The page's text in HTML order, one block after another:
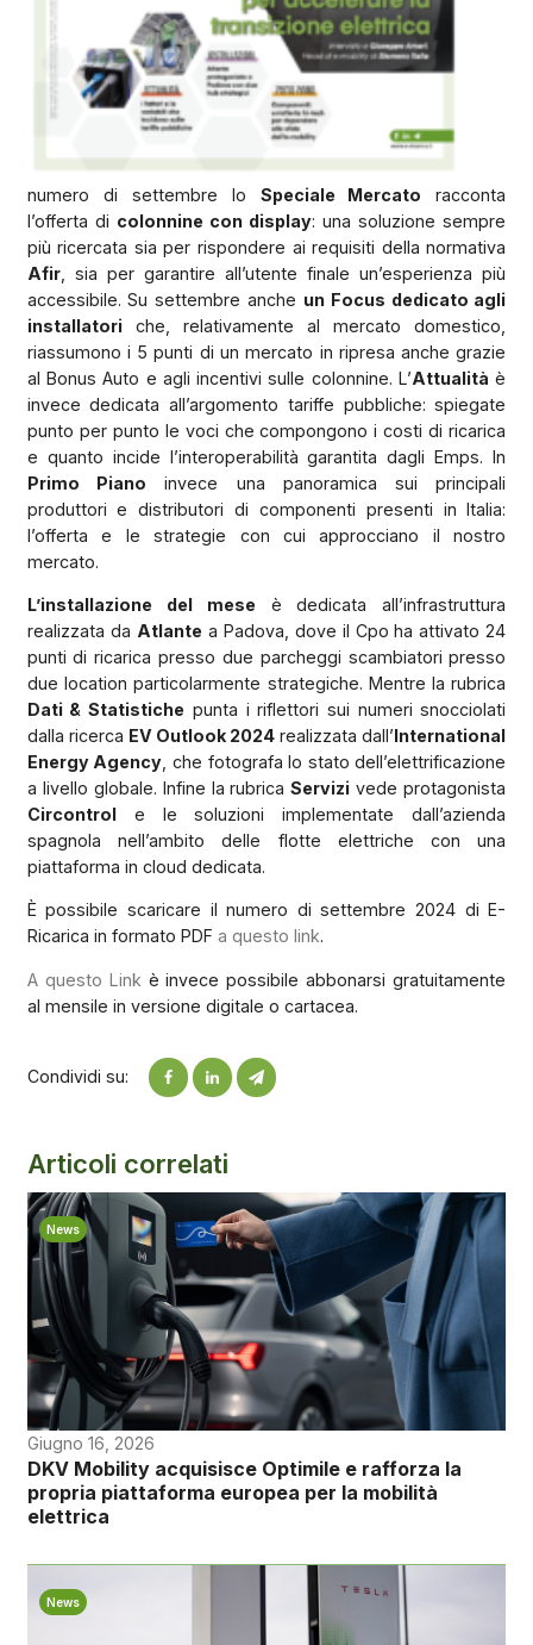
numero di settembre lo Speciale Mercato racconta
l’offerta di colonnine con display: una soluzione sempre
più ricercata sia per rispondere ai requisiti della normativa
Afir, sia per garantire all’utente finale un’esperienza più
accessibile. Su settembre anche un Focus dedicato agli
installatoriche, relativamente al mercato domestico,
riassumono i 5 punti di un mercato in ripresa anche grazie
al Bonus Auto e agli incentivi sulle colonnine. L’Attualità è
invece dedicata all’argomento tariffe pubbliche: spiegate
punto per punto le voci che compongono i costi di ricarica
e quanto incide l’interoperabilità garantita dagli Emps. In
Primo Piano invece una panoramica sui principali
produttori e distributori di componenti presenti in Italia:
l’offerta e le strategie con cui approcciano il nostro
mercato.
L’installazione del mese è dedicata all’infrastruttura
realizzata da Atlante a Padova, dove il Cpo ha attivato 24
punti di ricarica presso due parcheggi scambiatori presso
due location particolarmente strategiche. Mentre la rubrica
Dati & Statistiche punta i riflettori sui numeri snocciolati
dalla ricerca EV Outlook 2024 realizzata dall’International
Energy Agency , che fotografa lo stato dell’elettrificazione
a livello globale. Infine la rubricaServizi vede protagonista
Circontrole le soluzioni implementate dall’azienda
spagnola nell’ambito delle flotte elettriche con una
piattaforma in cloud dedicata.
È possibile scaricare il numero di settembre 2024 di E-
Ricarica in formato PDF a questo link.
A questo Link è invece possibile abbonarsi gratuitamente
al mensile in versione digitale o cartacea.
Condividi su:
Articoli correlati
News
Giugno 16, 2026
DKV Mobility acquisisce Optimile e rafforza la
propria piattaforma europea per la mobilità
elettrica
News